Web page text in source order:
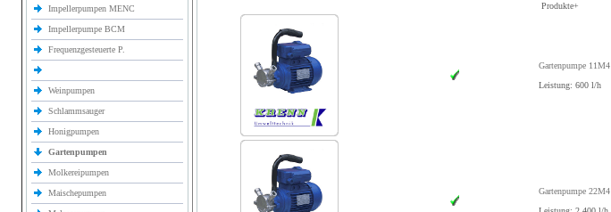
Impellerpumpen MENC
Impellerpumpe BCM
Frequenzgesteuerte P.
Weinpumpen
Schlammsauger
Honigpumpen
Gartenpumpen
Molkereipumpen
Maischepumpen
Produkte+
Gartenpumpe 11M4
Leistung: 600 l/h
Gartenpumpe 22M4